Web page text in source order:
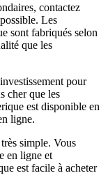
contactez
Les
sont fabriqués selon
que les
pour
cher que les
est disponible en
ligne.
simple. Vous
en ligne et
est facile à acheter